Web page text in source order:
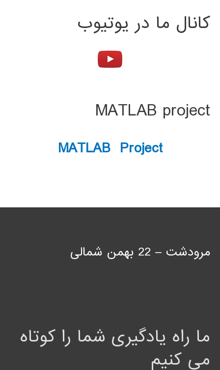
کانال ما در یوتیوب
MATLAB project
MATLAB Project
مرودشت – 22 بهمن شمالی
ما راه یادگیری شما را کوتاه
می کنیم